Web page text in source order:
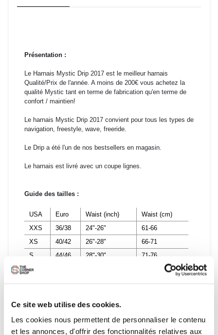
Ce site web utilise des cookies.
Les cookies nous permettent de personnaliser le contenu
et les annonces, d'offrir des fonctionnalités relatives aux
Présentation :
Le Harnais Mystic Drip 2017 est le meilleur harnais
Qualité/Prix de l'année. A moins de 200€ vous achetez la
qualité Mystic tant en terme de fabrication qu'en terme de
confort / maintien!
Le harnais Mystic Drip 2017 convient pour tous les types de
navigation, freestyle, wave, freeride.
Le Drip a été l'un de nos bestsellers en magasin.
Le harnais est livré avec un coupe lignes.
Guide des tailles :
USA Euro Waist (inch)
Waist (cm)
XXS
36/38 24"-26"
61-66
XS
40/42 26"-28"
66-71
S
44/46 28"-30"
71-76
M